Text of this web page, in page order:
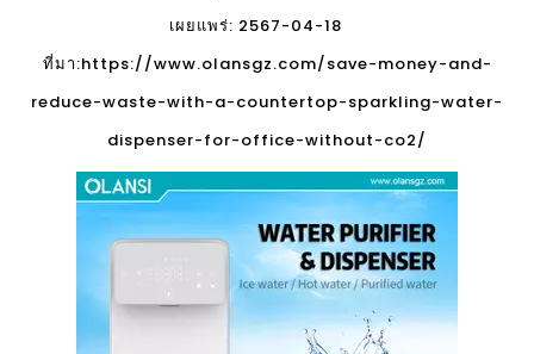
เผยแพร่: 2567-04-18
ที่มา:https://www.olansgz.com/save-money-and-
reduce-waste-with-a-countertop-sparkling-water-
dispenser-for-office-without-co2/